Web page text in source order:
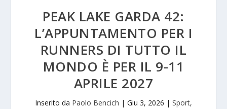
PEAK LAKE GARDA 42:
L’APPUNTAMENTO PER I
RUNNERS DI TUTTO IL
MONDO È PER IL 9-11
APRILE 2027
Inserito da Paolo Bencich | Giu 3, 2026 | Sport,